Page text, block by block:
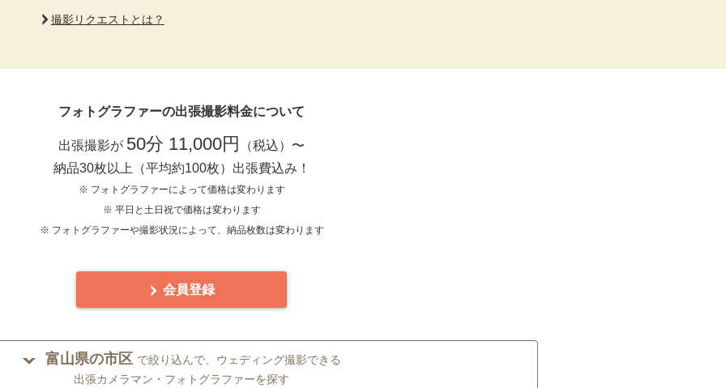
撮影リクエストとは？
フォトグラファーの出張撮影料金について
出張撮影が 50分 11,000円
（税込）〜
納品30枚以上（平均約100枚）出張費込み！
※ フォトグラファーによって価格は変わります
※ 平日と土日祝で価格は変わります
※ フォトグラファーや撮影状況によって、納品枚数は変わります
会員登録
富山県の市区 で絞り込んで、ウェディング撮影できる
出張カメラマン・フォトグラファーを探す